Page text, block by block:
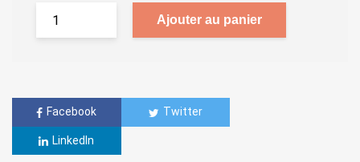
Ajouter au panier
Facebook Twitter
LinkedIn